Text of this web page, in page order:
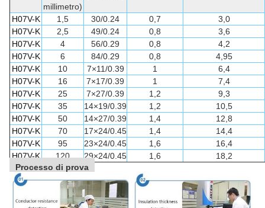
millimetro)
H07V-K 1,5 30/0.24 0,7
3,0
H07V-K
2,5 49/0.24 0,8
3,6
H07V-K
4 56/0.29 0,8
4,2
H07V-K
6 84/0.29 0,8
4,95
H07V-K
10 7×11/0.39 1
6,4
H07V-K
16 7×17/0.39 1
7,4
H07V-K
25 7×27/0.39 1,2
9,3
H07V-K
35 14×19/0.39 1,2
10,5
H07V-K
50 14×27/0.39 1,4
12,8
H07V-K
70 17×24/0.45 1,4
14,4
H07V-K
95 23×24/0.45 1,6
16,4
H07V-K
120 29×24/0.45 1,6
18,2
Processo di prova